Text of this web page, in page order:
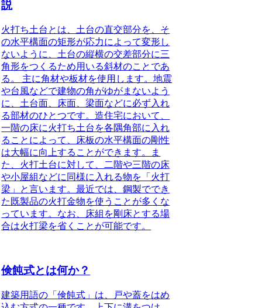
説
火打ち土台とは、土台の直交部分を、そ
の水平構面の矩形が応力によって変形し
ないように、土台の縦横の交差部分に三
角形をつくるため用いる斜材のことであ
る。
主に角材や板材を使用します。地震
や台風などで建物の角がゆがまないよう
に、土台面、床面、梁面などに必ず入れ
る部材のひとつです。造住宅において、
一階の床に火打ち土台を各隅角部に入れ
ることによって、床板の水平構面の剛性
は大幅に向上することができます。ま
た、火打土台に対して、二階や三階の床
や小屋組などに同様に入れる物を「火打
梁」と言います。最近では、鋼製ででき
た既製品の火打金物を使うことが多くな
っています。なお、床組を剛床とする場
合は火打梁を省くことが可能です。
倹飩式とは何か？
建築用語の「倹飩式」は、戸や蓋をはめ